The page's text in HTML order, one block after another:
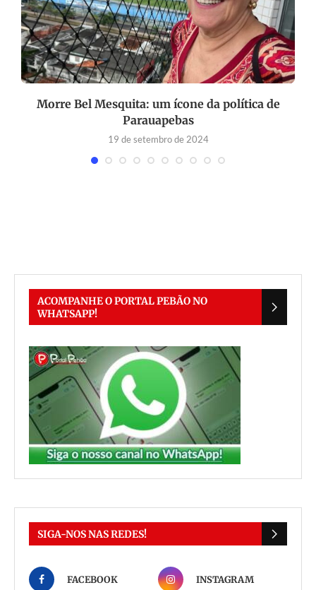
Morre Bel Mesquita: um ícone da política de
Parauapebas
19 de setembro de 2024
ACOMPANHE O PORTAL PEBÃO NO
WHATSAPP!
SIGA-NOS NAS REDES!
FACEBOOK INSTAGRAM